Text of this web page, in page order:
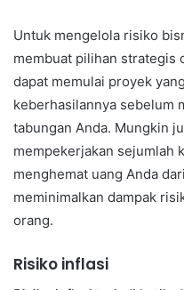
Untuk mengelola risiko
membuat pilihan strategis
dapat memulai proyek
keberhasilannya sebelum
tabungan Anda. Mungkin
mempekerjakan sejumlah
menghemat uang Anda
meminimalkan dampak
orang.
Risiko inflasi